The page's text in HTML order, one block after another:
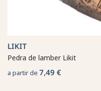
LIKIT
Pedra de lamber Likit
a partir de 7,49 €